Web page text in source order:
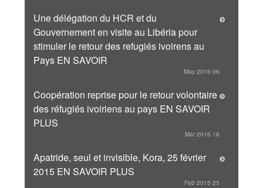
Une délégation du HCR et du
Gouvernement en visite au Libéria pour
stimuler le retour des refugiés ivoirens au
Pays EN SAVOIR
06 May 2016
Coopération reprise pour le retour volontaire
des réfugiés ivoiriens au pays EN SAVOIR
PLUS
16 Mar 2016
Apatride, seul et invisible, Kora, 25 février
2015 EN SAVOIR PLUS
25 Feb 2015